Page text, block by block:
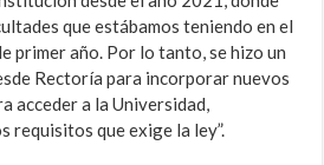
que estábamos teniendo en el
primer año. Por lo tanto, se hizo un
Rectoría para incorporar nuevos
acceder a la Universidad,
requisitos que exige la ley”.